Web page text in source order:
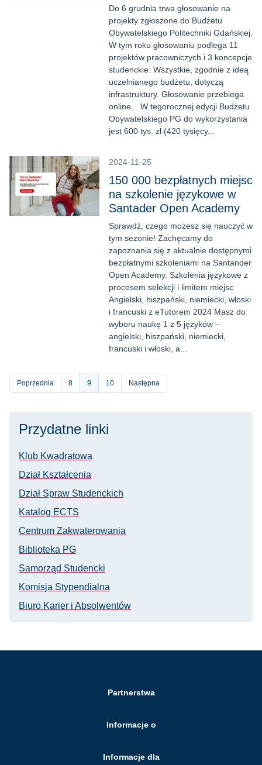
Do 6 grudnia trwa głosowanie na
projekty zgłoszone do Budżetu
Obywatelskiego Politechniki Gdańskiej.
W tym roku głosowaniu podlega 11
projektów pracowniczych i 3 koncepcje
studenckie. Wszystkie, zgodnie z ideą
uczelnianego budżetu, dotyczą
infrastruktury. Głosowanie przebiega
online. W tegorocznej edycji Budżetu
Obywatelskiego PG do wykorzystania
jest 600 tys. zł (420 tysięcy...
2024-11-25
150 000 bezpłatnych miejsc
na szkolenie językowe w
Santader Open Academy
Sprawdź, czego możesz się nauczyć w
tym sezonie! Zachęcamy do
zapoznania się z aktualnie dostępnymi
bezpłatnymi szkoleniami na Santander
Open Academy. Szkolenia językowe z
procesem selekcji i limitem miejsc
Angielski, hiszpański, niemiecki, włoski
i francuski z eTutorem 2024 Masz do
wyboru naukę 1 z 5 języków –
angielski, hiszpański, niemiecki,
francuski i włoski, a...
Stronicowanie
Poprzednia Strona
8
Bieżąca
strona
9 Strona
10 Następna
Przydatne linki
Klub Kwadratowa
Dział Kształcenia
Dział Spraw Studenckich
Katalog ECTS
Centrum Zakwaterowania
Biblioteka PG
Samorząd Studencki
Komisja Stypendialna
Biuro Karier i Absolwentów
Partnerstwa
Informacje o
Informacje dla